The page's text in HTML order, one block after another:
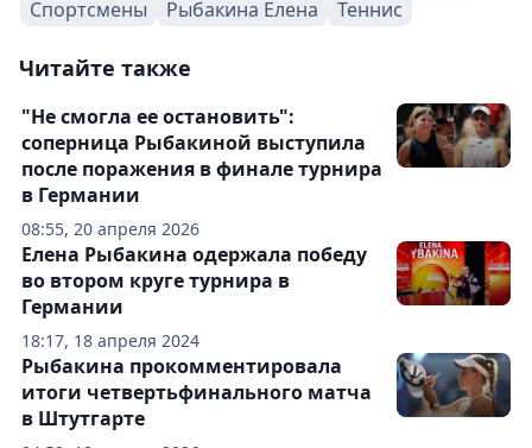
Спортсмены
Рыбакина Елена Теннис
Читайте также
08:55, 20 апреля 2026
"Не смогла ее остановить":
соперница Рыбакиной выступила
после поражения в финале турнира
в Германии
18:17, 18 апреля 2024
Елена Рыбакина одержала победу
во втором круге турнира в
Германии
Рыбакина прокомментировала
итоги четвертьфинального матча
в Штутгарте